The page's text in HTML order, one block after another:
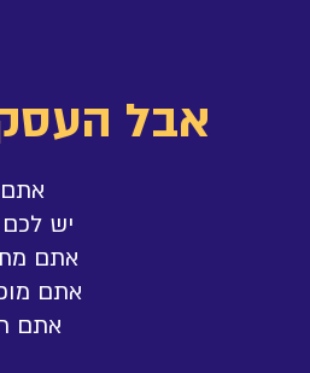
אבל
יש
אתם
אתם
אתם